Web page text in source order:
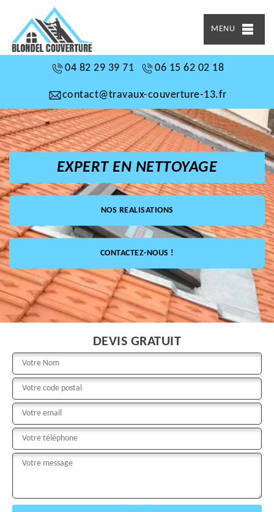
MENU
04 82 29 39 71 06 15 62 02 18
contact@travaux-couverture-13.fr
EXPERT EN NETTOYAGE
NOS REALISATIONS
CONTACTEZ-NOUS !
DEVIS GRATUIT